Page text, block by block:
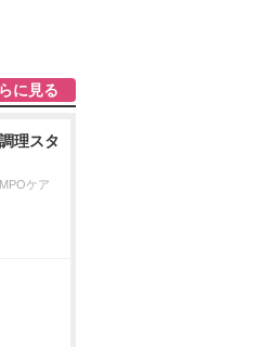
に見る
理スタ
ケア